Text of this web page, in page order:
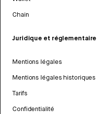
Chain
Juridique et réglementaire
Mentions légales
Mentions légales historiques
Tarifs
Confidentialité